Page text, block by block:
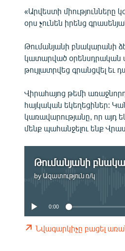
«Արվեստի միությունները
օրս չունեն իրենց
Թումանյանի բնակարանի
կատարված օրենսդրական
թույլատրվեց գրանցվել եւ
Վիրահայոց թեմի
հայկական եկեղեցիներ: Կան
կառավարությանը, որ այդ
մենք պահանջելու ենք
by Ազատություն ռ/կ
0:00
Նվագարկիչը բացել